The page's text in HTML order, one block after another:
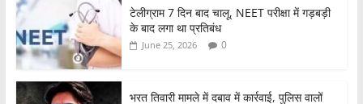
टेलीग्राम 7 दिन बाद चालू, NEET परीक्षा में गड़बड़ी
के बाद लगा था प्रतिबंध
June 25, 2026 0
भरत तिवारी मामले में दबाव में कार्रवाई, पुलिस वालों